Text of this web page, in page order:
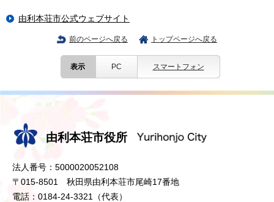
由利本荘市公式ウェブサイト
前のページへ戻る トップページへ戻る
表示 PC スマートフォン
由利本荘市役所
法人番号：5000020052108
〒015-8501 秋田県由利本荘市尾崎17番地
電話：0184-24-3321（代表）